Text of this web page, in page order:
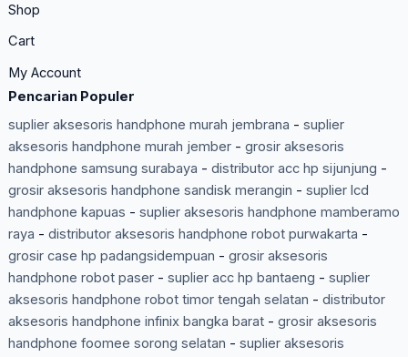
Shop
Cart
My Account
Pencarian Populer
suplier aksesoris handphone murah jembrana - suplier
aksesoris handphone murah jember- grosir aksesoris
handphone samsung surabaya - distributor acc hp sijunjung -
grosir aksesoris handphone sandisk merangin - suplier lcd
handphone kapuas - suplier aksesoris handphone mamberamo
raya - distributor aksesoris handphone robot purwakarta -
grosir case hp padangsidempuan - grosir aksesoris
handphone robot paser- suplier acc hp bantaeng - suplier
aksesoris handphone robot timor tengah selatan - distributor
aksesoris handphone infinix bangka barat- grosir aksesoris
handphone foomee sorong selatan - suplier aksesoris